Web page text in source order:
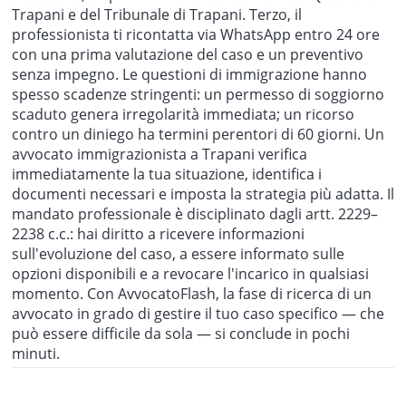
Trapani e del Tribunale di Trapani. Terzo, il
professionista ti ricontatta via WhatsApp entro 24 ore
con una prima valutazione del caso e un preventivo
senza impegno. Le questioni di immigrazione hanno
spesso scadenze stringenti: un permesso di soggiorno
scaduto genera irregolarità immediata; un ricorso
contro un diniego ha termini perentori di 60 giorni. Un
avvocato immigrazionista a Trapani verifica
immediatamente la tua situazione, identifica i
documenti necessari e imposta la strategia più adatta. Il
mandato professionale è disciplinato dagli artt. 2229–
2238 c.c.: hai diritto a ricevere informazioni
sull'evoluzione del caso, a essere informato sulle
opzioni disponibili e a revocare l'incarico in qualsiasi
momento. Con AvvocatoFlash, la fase di ricerca di un
avvocato in grado di gestire il tuo caso specifico — che
può essere difficile da sola — si conclude in pochi
minuti.